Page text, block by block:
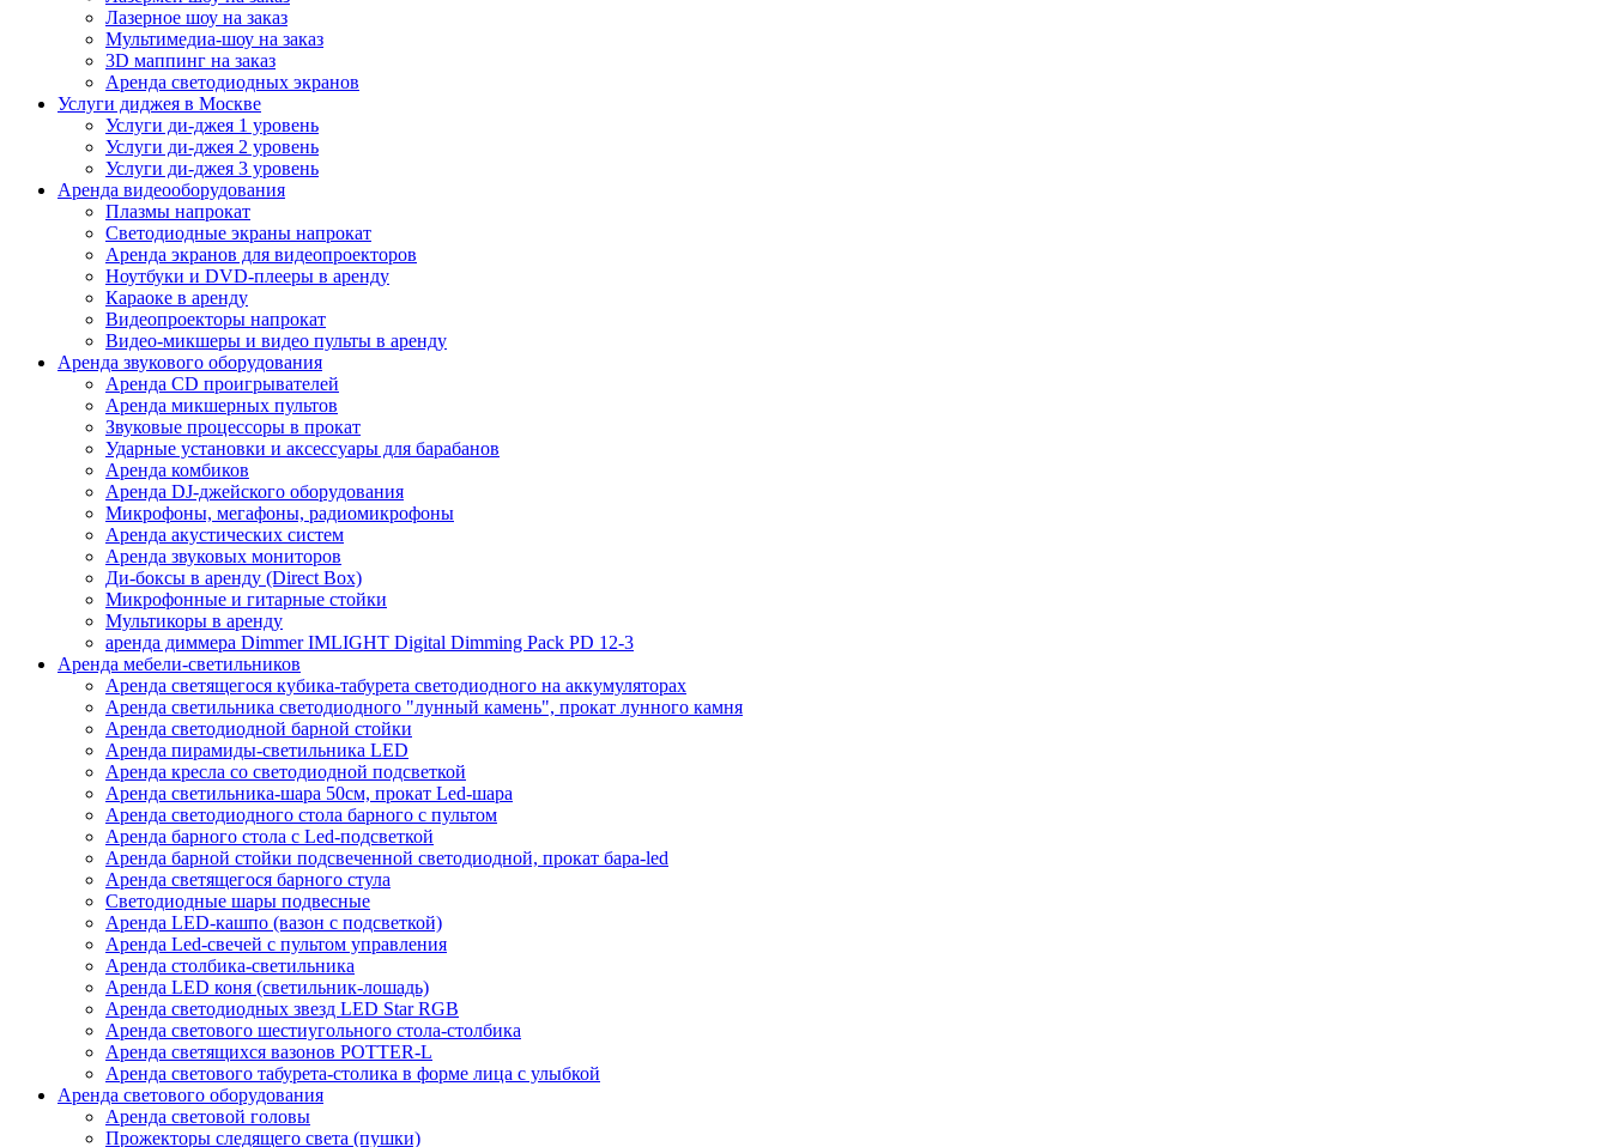
Лазерное шоу на заказ
Мультимедиа-шоу на заказ
3D маппинг на заказ
Аренда светодиодных экранов
Услуги диджея в Москве
Услуги ди-джея 1 уровень
Услуги ди-джея 2 уровень
Услуги ди-джея 3 уровень
Аренда видеооборудования
Плазмы напрокат
Светодиодные экраны напрокат
Аренда экранов для видеопроекторов
Ноутбуки и DVD-плееры в аренду
Караоке в аренду
Видеопроекторы напрокат
Видео-микшеры и видео пульты в аренду
Аренда звукового оборудования
Аренда CD проигрывателей
Аренда микшерных пультов
Звуковые процессоры в прокат
Ударные установки и аксессуары для барабанов
Аренда комбиков
Аренда DJ-джейского оборудования
Микрофоны, мегафоны, радиомикрофоны
Аренда акустических систем
Аренда звуковых мониторов
Ди-боксы в аренду (Direct Box)
Микрофонные и гитарные стойки
Мультикоры в аренду
аренда диммера Dimmer IMLIGHT Digital Dimming Pack PD 12-3
Аренда мебели-светильников
Аренда светящегося кубика-табурета светодиодного на аккумуляторах
Аренда светильника светодиодного "лунный камень", прокат лунного камня
Аренда светодиодной барной стойки
Аренда пирамиды-светильника LED
Аренда кресла со светодиодной подсветкой
Аренда светильника-шара 50см, прокат Led-шара
Аренда светодиодного стола барного с пультом
Аренда барного стола с Led-подсветкой
Аренда барной стойки подсвеченной светодиодной, прокат бара-led
Аренда светящегося барного стула
Светодиодные шары подвесные
Аренда LED-кашпо (вазон с подсветкой)
Аренда Led-свечей с пультом управления
Аренда столбика-светильника
Аренда LED коня (светильник-лошадь)
Аренда светодиодных звезд LED Star RGB
Аренда светового шестиугольного стола-столбика
Аренда светящихся вазонов POTTER-L
Аренда светового табурета-столика в форме лица с улыбкой
Аренда светового оборудования
Аренда световой головы
Прожекторы следящего света (пушки)